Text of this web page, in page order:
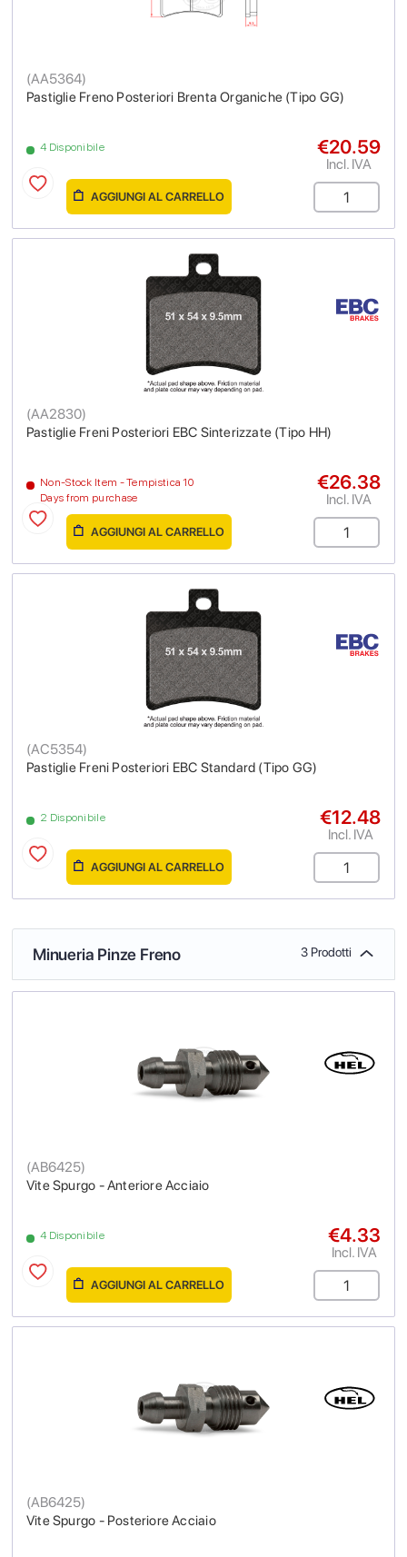
Pastiglie Freno Posteriori Brenta Organiche (Tipo GG)
(AA5364)
4 Disponibile €20.59
Incl. IVA
AGGIUNGI AL CARRELLO
Pastiglie Freni Posteriori EBC Sinterizzate (Tipo HH)
(AA2830)
Non-Stock Item - Tempistica 10
Days from purchase
€26.38
Incl. IVA
AGGIUNGI AL CARRELLO
Pastiglie Freni Posteriori EBC Standard (Tipo GG)
(AC5354)
2 Disponibile €12.48
Incl. IVA
AGGIUNGI AL CARRELLO
Minueria Pinze Freno 3 Prodotti
Vite Spurgo - Anteriore Acciaio
(AB6425)
4 Disponibile €4.33
Incl. IVA
AGGIUNGI AL CARRELLO
Vite Spurgo - Posteriore Acciaio
(AB6425)